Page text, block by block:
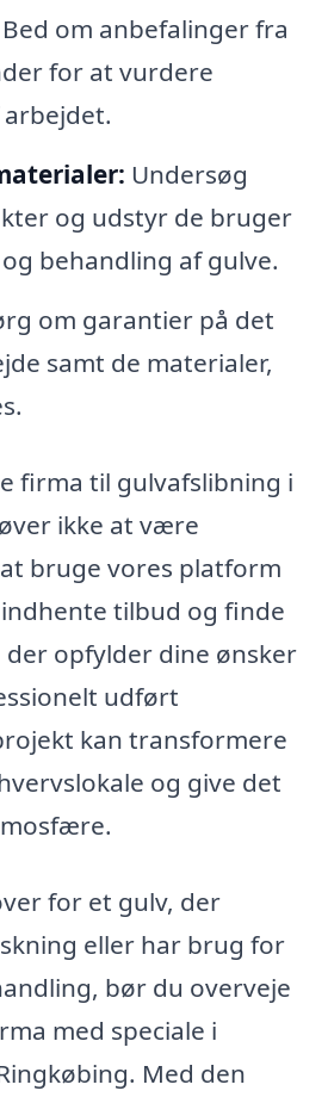
Bed om anbefalinger fra
for at vurdere
Undersøg
og udstyr de bruger
behandling af gulve.
om garantier på det
samt de materialer,
firma til gulvafslibning i
ikke at være
bruge vores platform
tilbud og finde
opfylder dine ønsker
udført
kan transformere
og give det
for et gulv, der
eller har brug for
bør du overveje
med speciale i
Med den